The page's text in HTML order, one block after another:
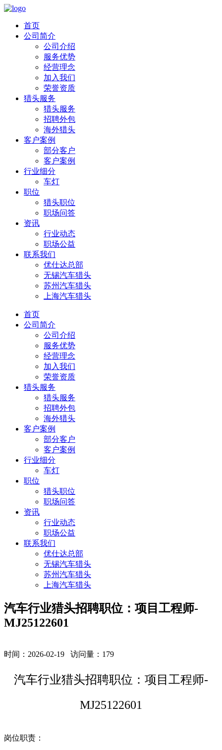
首页
公司简介
公司介绍
服务优势
经营理念
加入我们
荣誉资质
猎头服务
猎头服务
招聘外包
海外猎头
客户案例
部分客户
客户案例
行业细分
车灯
职位
猎头职位
职场问答
资讯
行业动态
职场公益
联系我们
优仕达总部
无锡汽车猎头
苏州汽车猎头
上海汽车猎头
首页
公司简介
公司介绍
服务优势
经营理念
加入我们
荣誉资质
猎头服务
猎头服务
招聘外包
海外猎头
客户案例
部分客户
客户案例
行业细分
车灯
职位
猎头职位
职场问答
资讯
行业动态
职场公益
联系我们
优仕达总部
无锡汽车猎头
苏州汽车猎头
上海汽车猎头
汽车行业猎头招聘职位：项目工程师-
MJ25122601
时间：2026-02-19 访问量： 179
汽车行业猎头招聘职位：项目工程师-
MJ25122601
岗位职责：